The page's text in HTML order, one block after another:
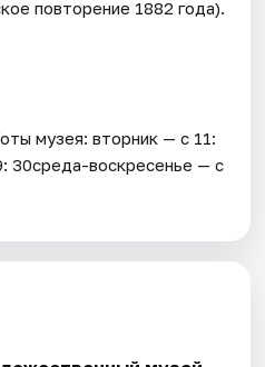
повторение 1882 года).
музея: вторник — с 11:
30среда-воскресенье — с